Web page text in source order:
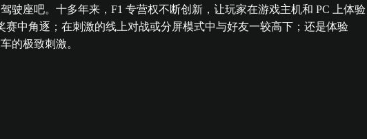
座吧。十多年来，F1 专营权不断创新，让玩家在游戏主机和 PC 上体验
中角逐；在刺激的线上对战或分屏模式中与好友一较高下；还是体验
的极致刺激。